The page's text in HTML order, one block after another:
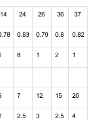
14 24 26 36 37
0.83 0.79 0.8 0.82
8 1 2 1
7 12 15 20
2.5 3 2.5 4